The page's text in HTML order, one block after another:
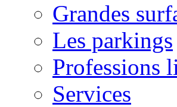
Grandes
Les parkings
Professions
Services